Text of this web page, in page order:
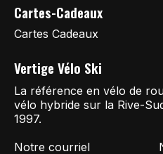
Cartes-Cadeaux
Cartes Cadeaux
Vertige Vélo Ski
La référence en vélo de
vélo hybride sur la Rive-
1997.
Notre courriel